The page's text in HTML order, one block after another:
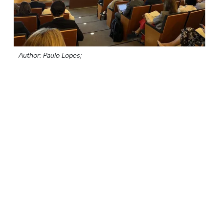
Author: Paulo Lopes;